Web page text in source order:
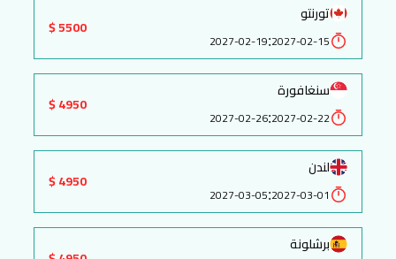
تورنتو
2027-02-15
:
2027-02-19
5500 $
سنغافورة
2027-02-22
:
2027-02-26
4950 $
لندن
2027-03-01
:
2027-03-05
4950 $
برشلونة